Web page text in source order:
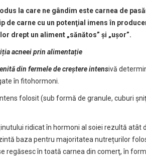
la care ne gândim este carnea de
de carne cu un potenţial imens în
drept un aliment „sănătos” şi „uşor”.
acneei prin alimentație
din fermele de creștere intensivă
în fitohormoni.
folosit (sub formă de granule, cuburi
ridicat în hormoni al soiei rezultă
baza pentru majoritatea nutrețurilor
regăsesc în toată carnea din comerţ, în